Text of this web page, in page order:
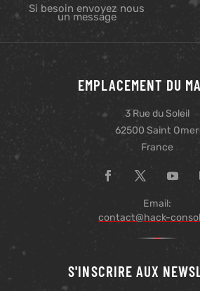
Si besoin envoyez nous
un message
EMPLACEMENT DU
3 Rue du Soleil
62500 Saint Omer
France
Email:
contact@hack-
S'INSCRIRE AUX